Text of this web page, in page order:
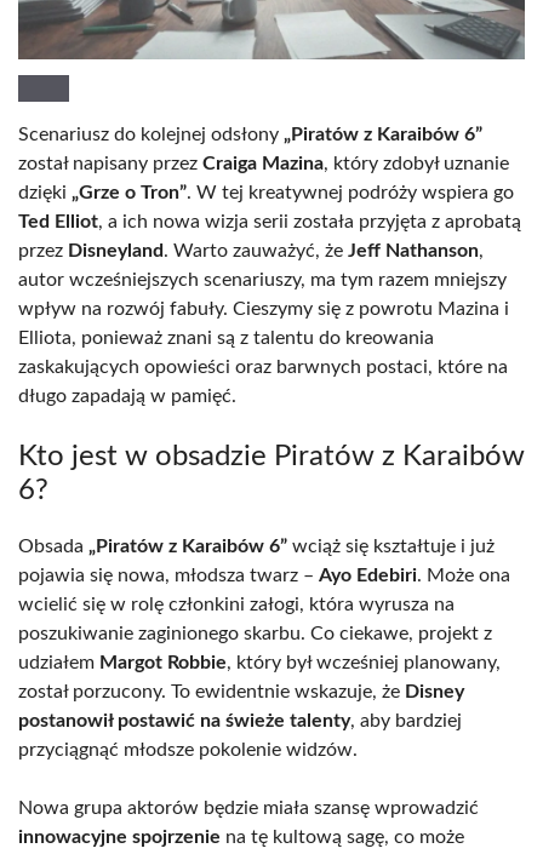
Scenariusz do kolejnej odsłony „Piratów z Karaibów 6”
został napisany przez Craiga Mazina, który zdobył uznanie
dzięki „Grze o Tron”. W tej kreatywnej podróży wspiera go
Ted Elliot, a ich nowa wizja serii została przyjęta z aprobatą
przez Disneyland. Warto zauważyć, że Jeff Nathanson,
autor wcześniejszych scenariuszy, ma tym razem mniejszy
wpływ na rozwój fabuły. Cieszymy się z powrotu Mazina i
Elliota, ponieważ znani są z talentu do kreowania
zaskakujących opowieści oraz barwnych postaci, które na
długo zapadają w pamięć.
Kto jest w obsadzie Piratów z Karaibów
6?
Obsada „Piratów z Karaibów 6” wciąż się kształtuje i już
pojawia się nowa, młodsza twarz – Ayo Edebiri. Może ona
wcielić się w rolę członkini załogi, która wyrusza na
poszukiwanie zaginionego skarbu. Co ciekawe, projekt z
udziałem Margot Robbie, który był wcześniej planowany,
został porzucony. To ewidentnie wskazuje, że Disney
postanowił postawić na świeże talenty, aby bardziej
przyciągnąć młodsze pokolenie widzów.
Nowa grupa aktorów będzie miała szansę wprowadzić
innowacyjne spojrzenie na tę kultową sagę, co może